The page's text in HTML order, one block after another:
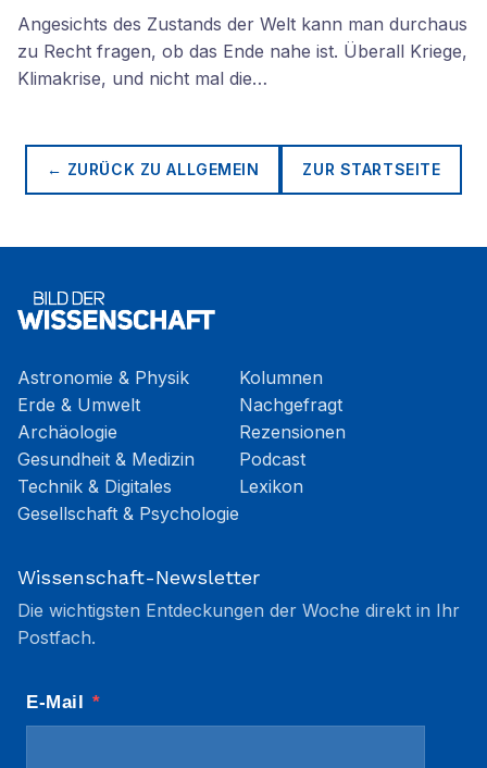
Angesichts des Zustands der Welt kann man durchaus
zu Recht fragen, ob das Ende nahe ist. Überall Kriege,
Klimakrise, und nicht mal die…
← ZURÜCK ZUALLGEMEIN ZUR STARTSEITE
Astronomie & Physik
Erde & Umwelt
Archäologie
Gesundheit & Medizin
Technik & Digitales
Gesellschaft & Psychologie
Kolumnen
Nachgefragt
Rezensionen
Podcast
Lexikon
Wissenschaft-Newsletter
Die wichtigsten Entdeckungen der Woche direkt in Ihr
Postfach.